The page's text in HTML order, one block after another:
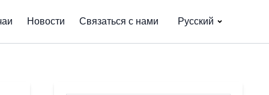
Новости Связаться с нами Русский